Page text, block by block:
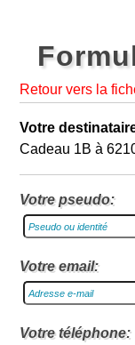
Retour vers la
Votre
Cadeau 1B à
Votre pseudo:
Votre email:
Votre téléphone: